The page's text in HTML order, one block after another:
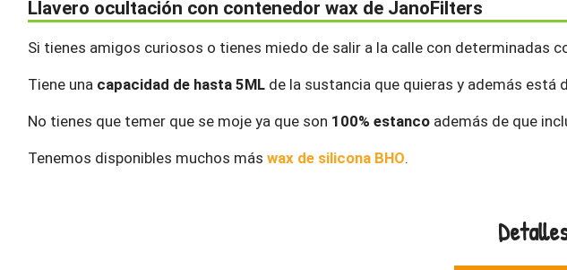
Llavero ocultación con contenedor wax de JanoFilters
Si tienes amigos curiosos o tienes miedo de salir a la calle con determinadas
Tiene una capacidad de hasta 5ML de la sustancia que quieras y además está
No tienes que temer que se moje ya que son 100% estanco además de que
Tenemos disponibles muchos más wax de silicona BHO.